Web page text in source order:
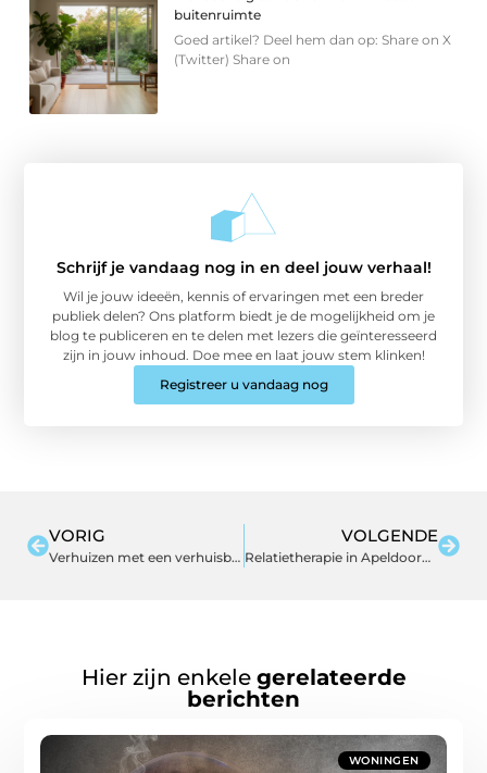
buitenruimte
Goed artikel? Deel hem dan op: Share on X
(Twitter) Share on
Schrijf je vandaag nog in en deel jouw verhaal!
Wil je jouw ideeën, kennis of ervaringen met een breder
publiek delen? Ons platform biedt je de mogelijkheid om je
blog te publiceren en te delen met lezers die geïnteresseerd
zijn in jouw inhoud. Doe mee en laat jouw stem klinken!
Registreer u vandaag nog
VORIG
Verhuizen met een verhuisbedrijf
VOLGENDE
Relatietherapie in Apeldoorn geeft sturing in je relatie
Hier zijn enkele gerelateerde
berichten
WONINGEN